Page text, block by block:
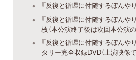
『反復と循環に付随するぼんや
『反復と循環に付随するぼんや
枚（本公演終了後は次回本公演
『反復と循環に付随するぼんや
タリー完全収録DVD（上演映像